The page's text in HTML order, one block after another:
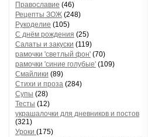
Православие (46)
Рецепты ЗОЖ (248)
Рукоделие (105)
С днём рождения (25)
Салаты и закуски (119)
рамочки 'светлый фон' (70)
рамочки 'синие голубые' (109)
Смайлики (89)
Стихи и проза (284)
Супы (28)
Тесты (12)
украшалочки для дневников и постов
(321)
Уроки (175)